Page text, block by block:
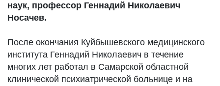
наук, профессор Геннадий Николаевич
Носачев.
После окончания Куйбышевского медицинского
института Геннадий Николаевич в течение
многих лет работал в Самарской областной
клинической психиатрической больнице и на